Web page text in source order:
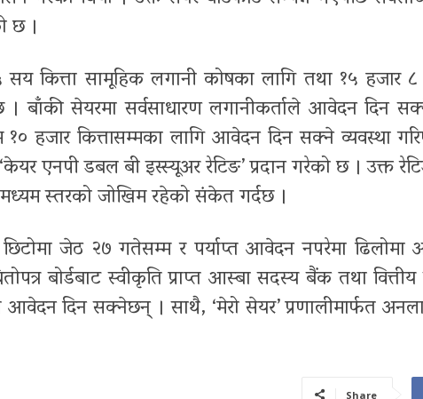
छ ।
कित्ता सामूहिक लगानी कोषका लागि तथा १५ हजार
। बाँकी सेयरमा सर्वसाधारण लगानीकर्ताले आवेदन दिन
हजार कित्तासम्मका लागि आवेदन दिन सक्ने व्यवस्था
एनपी डबल बी इस्स्यूअर रेटिङ’ प्रदान गरेको छ । उक्त
मध्यम स्तरको जोखिम रहेको संकेत गर्दछ ।
जेठ २७ गतेसम्म र पर्याप्त आवेदन नपरेमा
बोर्डबाट स्वीकृति प्राप्त आस्बा सदस्य बैंक तथा
आवेदन दिन सक्नेछन् । साथै, ‘मेरो सेयर’ प्रणालीमार्फत
Share